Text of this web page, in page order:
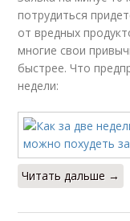
потрудиться
от вредных
многие свои
быстрее. Что
недели:
Читать дальше →